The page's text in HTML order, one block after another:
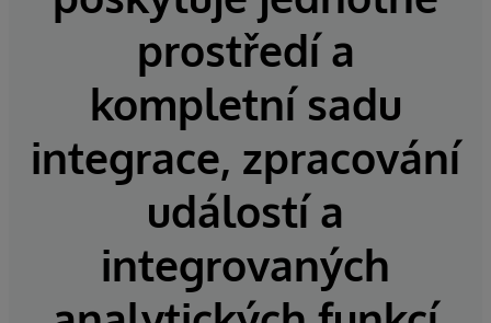
prostředí a
kompletní sadu
integrace, zpracování
událostí a
integrovaných